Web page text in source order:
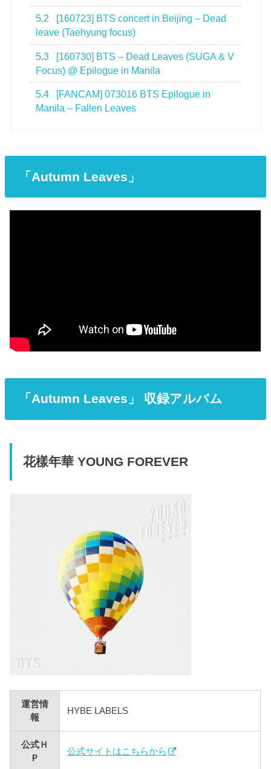
5.2
[160723] BTS concert in Beijing – Dead
leave (Taehyung focus)
5.3
[160730] BTS – Dead Leaves (SUGA & V
Focus) @ Epilogue in Manila
5.4
[FANCAM] 073016 BTS Epilogue in
Manila – Fallen Leaves
「Autumn Leaves」
「Autumn Leaves」 収録アルバム
花樣年華 YOUNG FOREVER
運営情
報
HYBE LABELS
公式Ｈ
Ｐ
公式サイトはこちらから